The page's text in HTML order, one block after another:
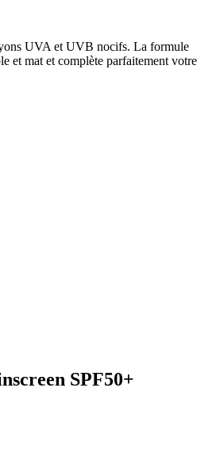
UVA et UVB nocifs. La formule
et mat et complète parfaitement votre
SPF50+